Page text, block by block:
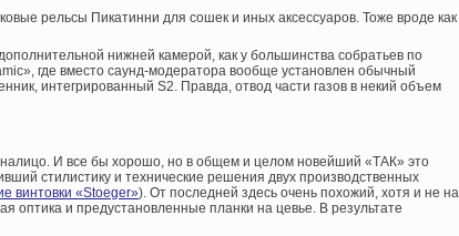
рельсы Пикатинни для сошек и иных аксессуаров. Тоже вроде как
нижней камерой, как у большинства собратьев по
где вместо саунд-модератора вообще установлен обычный
интегрированный S2. Правда, отвод части газов в некий объем
И все бы хорошо, но в общем и целом новейший «ТАК» это
стилистику и технические решения двух производственных
винтовки «Stoeger»). От последней здесь очень похожий, хотя и не на
оптика и предустановленные планки на цевье. В результате